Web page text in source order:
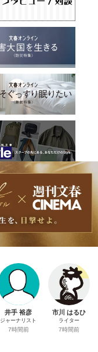
井手 裕彦
ジャーナリスト
7時間前
市川 はるひ
ライター
7時間前